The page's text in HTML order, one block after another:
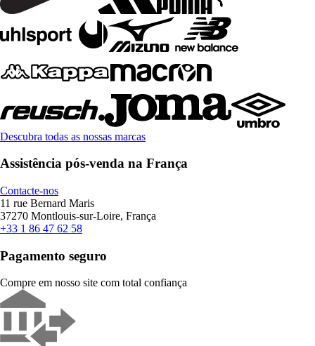
Descubra todas as nossas marcas
Assistência pós-venda na França
Contacte-nos
11 rue Bernard Maris
37270 Montlouis-sur-Loire, França
+33 1 86 47 62 58
Pagamento seguro
Compre em nosso site com total confiança